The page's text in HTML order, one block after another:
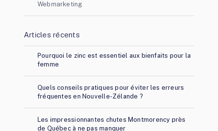
Webmarketing
Articles récents
Pourquoi le zinc est essentiel aux bienfaits pour la
femme
Quels conseils pratiques pour éviter les erreurs
fréquentes en Nouvelle-Zélande ?
Les impressionnantes chutes Montmorency près
de Québec à ne pas manquer